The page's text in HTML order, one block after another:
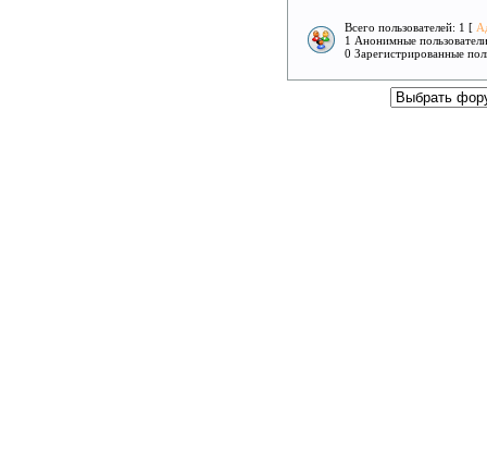
Всего пользователей: 1 [
1 Анонимные пользователи
0 Зарегистрированные